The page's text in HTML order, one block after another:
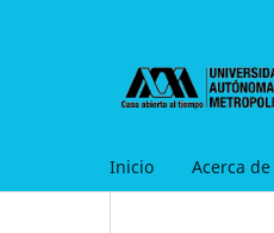
Inicio Acerca de